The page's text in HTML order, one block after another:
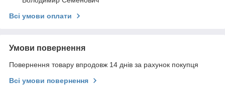
Всі умови оплати
Умови повернення
Повернення товару впродовж 14 днів за рахунок покупця
Всі умови повернення